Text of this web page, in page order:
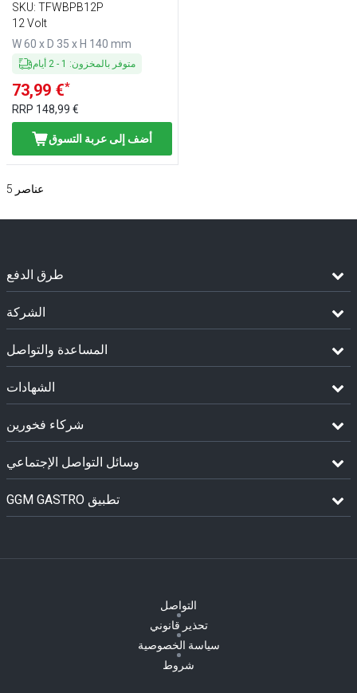
SKU: TFWBPB12P
12 Volt
W 60 x D 35 x H 140 mm
متوفر بالمخزون:
1
-
2 أيام
73,99 €*
RRP 148,99 €
أضف إلى عربة التسوق
5 عناصر
طرق الدفع
الشركة
المساعدة والتواصل
الشهادات
شركاء فخورين
وسائل التواصل الإجتماعي
GGM GASTRO تطبيق
التواصل
تحذير قانوني
سياسة الخصوصية
شروط